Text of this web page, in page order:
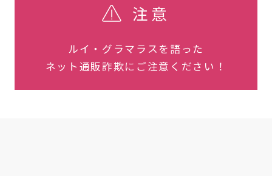
注意
ルイ・グラマラスを語った
ネット通販詐欺にご注意ください！